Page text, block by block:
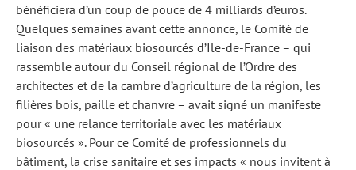
bénéficiera d’un coup de pouce de 4 milliards d’euros.
Quelques semaines avant cette annonce, le Comité de
liaison des matériaux biosourcés d’Ile-de-France – qui
rassemble autour du Conseil régional de l’Ordre des
architectes et de la cambre d’agriculture de la région, les
filières bois, paille et chanvre – avait signé un manifeste
pour « une relance territoriale avec les matériaux
biosourcés ». Pour ce Comité de professionnels du
bâtiment, la crise sanitaire et ses impacts « nous invitent à